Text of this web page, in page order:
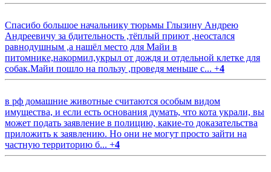
Спасибо большое начальнику тюрьмы Глызину Андрею
Андреевичу за бдительность ,тёплый приют ,неостался
равнодушным ,а нашёл место для Майи в
питомнике,накормил,укрыл от дождя и отдельной клетке для
собак.Майи пошло на пользу ,проведя меньше с... +4
в рф домашние животные считаются особым видом
имущества, и если есть основания думать, что кота украли, вы
может подать заявление в полицию, какие-то доказательства
приложить к заявлению. Но они не могут просто зайти на
частную территорию б... +4